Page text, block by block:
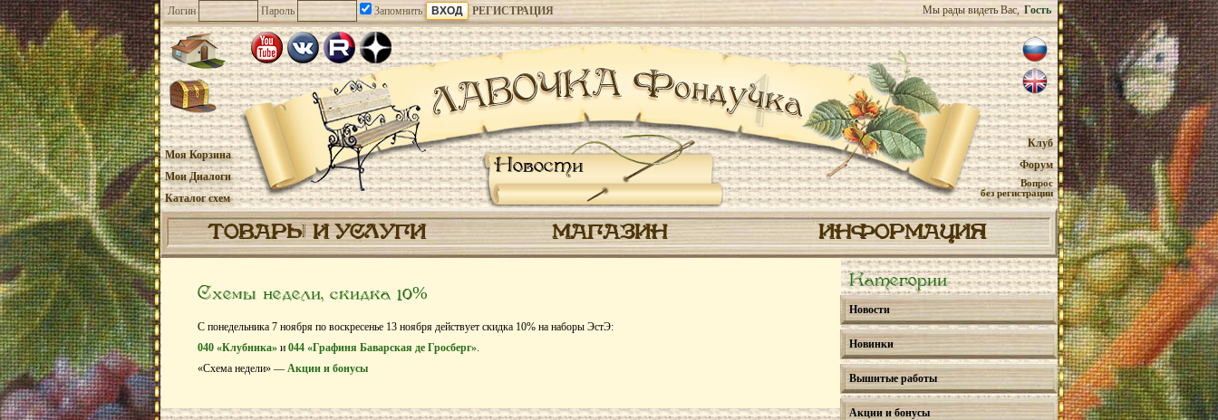
Логин Пароль Запомнить РЕГИСТРАЦИЯ Мы рады видеть Вас, Гость
Новости
Моя Корзина
Мои Диалоги
Каталог схем
Клуб
Форум
Вопрос
без регистрации
ТОВАРЫ И УСЛУГИ МАГАЗИН ИНФОРМАЦИЯ
Схемы недели, скидка 10%
С понедельника 7 ноября по воскресенье 13 ноября действует скидка 10% на наборы ЭстЭ:
040 «Клубника» и 044 «Графиня Баварская де Гросберг».
«Схема недели» — Акции и бонусы
Категории
Новости
Новинки
Вышитые работы
Акции и бонусы